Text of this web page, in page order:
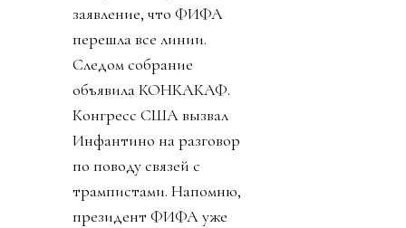
заявление, что ФИФА
перешла все линии.
Следом собрание
объявила КОНКАКАФ.
Конгресс США вызвал
Инфантино на разговор
по поводу связей с
трампистами. Напомню,
президент ФИФА уже